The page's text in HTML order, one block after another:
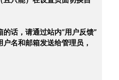
话，请通过站内“用户反馈”
名和邮箱发送给管理员，